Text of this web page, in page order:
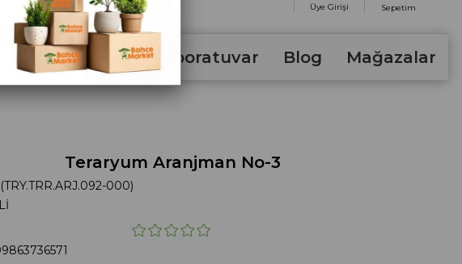
Üye Girişi Sepetim
Tohum Laboratuvar Blog Mağazalar
Teraryum Aranjman No-3
(TRY.TRR.ARJ.092-000)